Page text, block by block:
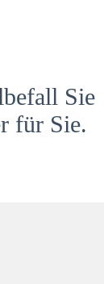
Sie
für Sie.